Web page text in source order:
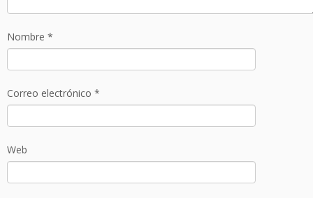
Nombre *
Correo electrónico *
Web